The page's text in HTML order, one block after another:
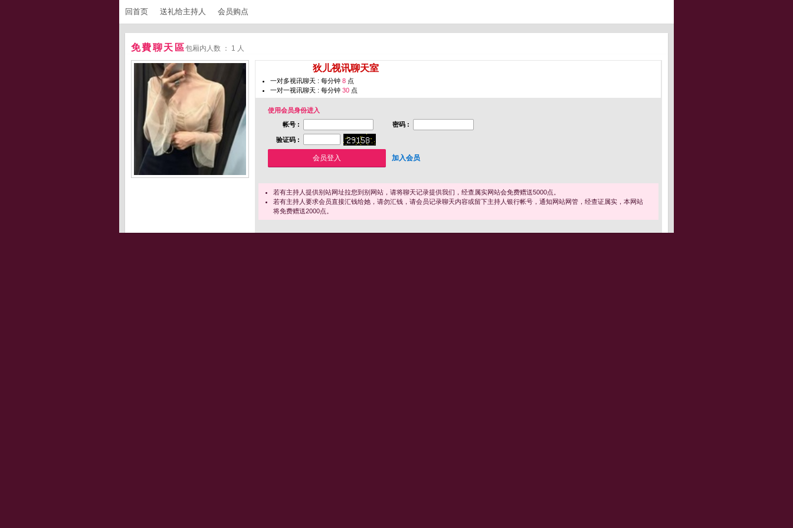
回首页 送礼给主持人 会员购点
免費聊天區包厢内人数 ： 1 人
狄儿视讯聊天室
一对多视讯聊天 : 每分钟 8 点
一对一视讯聊天 : 每分钟 30 点
使用会员身份进入
帐号 :
密码 :
验证码 :
加入会员
若有主持人提供别站网址拉您到别网站，请将聊天记录提供我们，经查属实网站会免费赠送5000点。
若有主持人要求会员直接汇钱给她，请勿汇钱，请会员记录聊天内容或留下主持人银行帐号，通知网站网管，经查证属实，本网站
将免费赠送2000点。